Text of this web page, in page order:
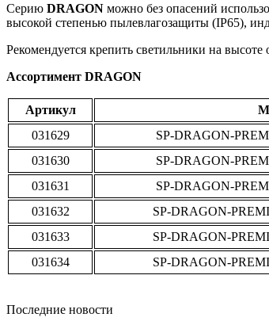
Серию DRAGON можно без опасений
высокой степенью пылевлагозащиты (IP65),
Рекомендуется крепить светильники на
Ассортимент DRAGON
Артикул
031629
SP-DRAGON-
031630
SP-DRAGON-
031631
SP-DRAGON-
031632
SP-DRAGON-
031633
SP-DRAGON-
031634
SP-DRAGON-
Последние новости